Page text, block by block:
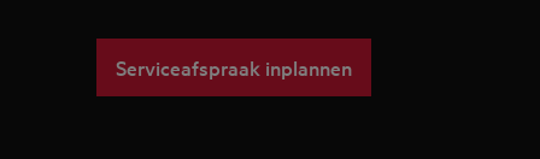
Serviceafspraak inplannen